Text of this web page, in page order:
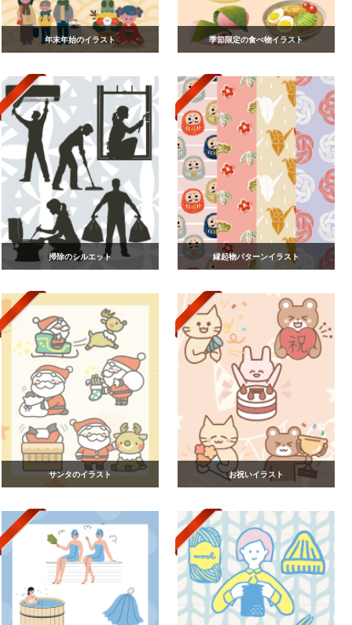
年末年始のイラスト 季節限定の食べ物イラスト
掃除のシルエット 縁起物パターンイラスト
サンタのイラスト お祝いイラスト